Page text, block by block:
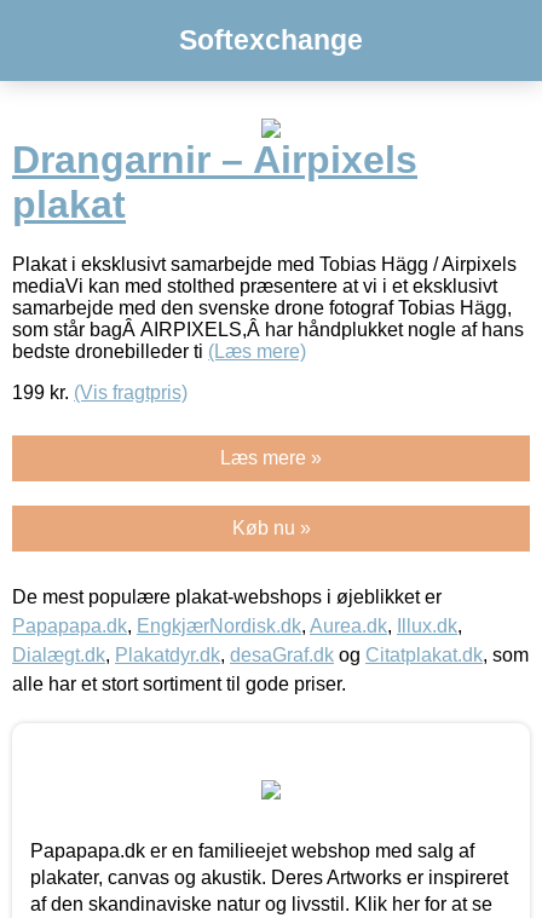
Softexchange
Drangarnir – Airpixels
plakat
Plakat i eksklusivt samarbejde med Tobias Hägg / Airpixels
mediaVi kan med stolthed præsentere at vi i et eksklusivt
samarbejde med den svenske drone fotograf Tobias Hägg,
som står bagÂ AIRPIXELS,Â har håndplukket nogle af hans
bedste dronebilleder ti (Læs mere)
199 kr. (Vis fragtpris)
Læs mere »
Køb nu »
De mest populære plakat-webshops i øjeblikket er
Papapapa.dk, EngkjærNordisk.dk, Aurea.dk, Illux.dk,
Dialægt.dk, Plakatdyr.dk, desaGraf.dk og Citatplakat.dk, som
alle har et stort sortiment til gode priser.
Papapapa.dk er en familieejet webshop med salg af
plakater, canvas og akustik. Deres Artworks er inspireret
af den skandinaviske natur og livsstil. Klik her for at se